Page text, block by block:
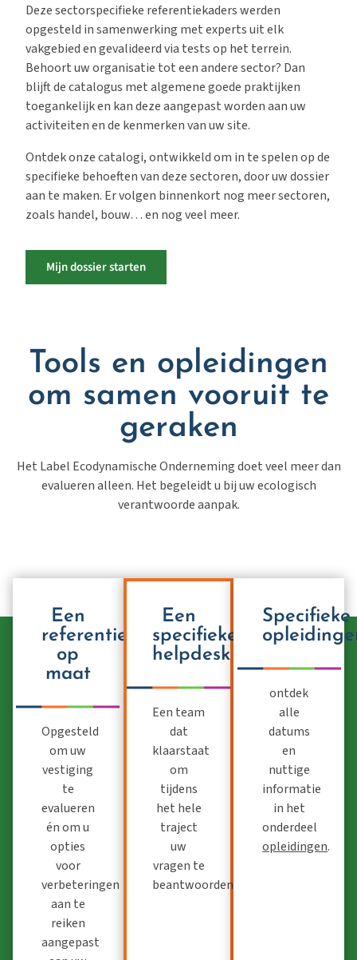
Deze sectorspecifieke referentiekaders werden
opgesteld in samenwerking met experts uit elk
vakgebied en gevalideerd via tests op het terrein.
Behoort uw organisatie tot een andere sector? Dan
blijft de catalogus met algemene goede praktijken
toegankelijk en kan deze aangepast worden aan uw
activiteiten en de kenmerken van uw site.
Ontdek onze catalogi, ontwikkeld om in te spelen op de
specifieke behoeften van deze sectoren, door uw dossier
aan te maken. Er volgen binnenkort nog meer sectoren,
zoals handel, bouw… en nog veel meer.
Mijn dossier starten
Tools en opleidingen
om samen vooruit te
geraken
Het Label EcodynamischeOnderneming doet veel meer dan
evalueren alleen. Het begeleidt u bij uw ecologisch
verantwoorde aanpak.
Een
referentiegids
op
maat
Opgesteld
om uw
vestiging
te
evalueren
én om u
opties
voor
verbeteringen
aan te
reiken
aangepast
Een
specifieke
helpdesk
Een team
dat
klaarstaat
om
tijdens
het hele
traject
uw
vragen te
beantwoorden.
Specifieke
ontdek
alle
datums
en
nuttige
informatie
in het
onderdeel
opleidingen.